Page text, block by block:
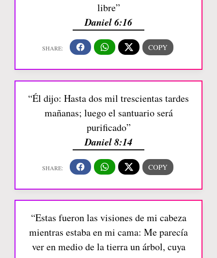
libre”
Daniel 6:16
“Él dijo: Hasta dos mil trescientas tardes
mañanas; luego el santuario será
purificado”
Daniel 8:14
“Estas fueron las visiones de mi cabeza
mientras estaba en mi cama: Me parecía
ver en medio de la tierra un árbol, cuya